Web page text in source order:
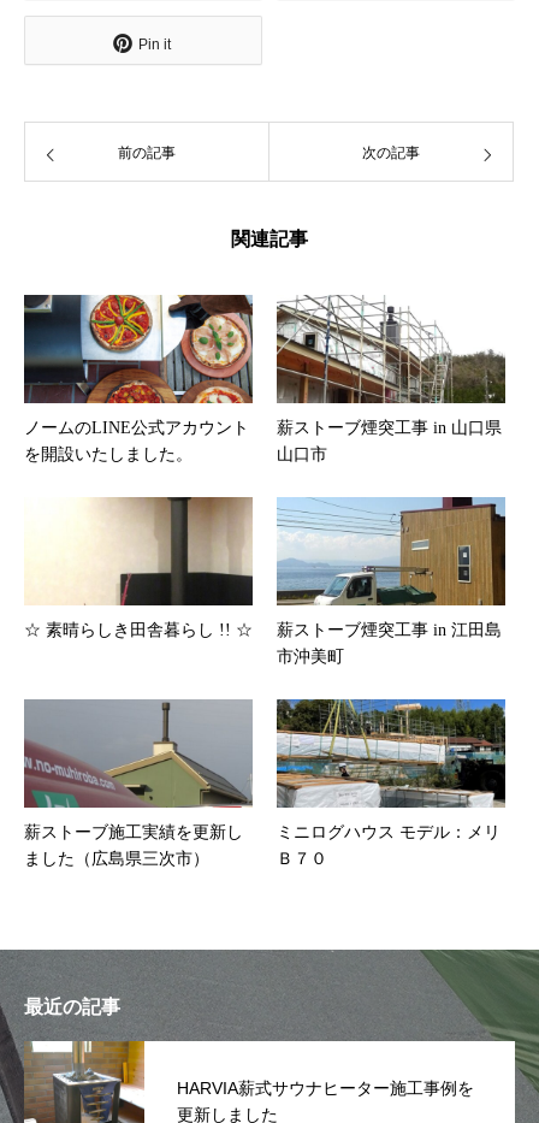
Pin it
前の記事 次の記事
関連記事
ノームのLINE公式アカウント
を開設いたしました。
薪ストーブ煙突工事 in 山口県
山口市
☆ 素晴らしき田舎暮らし !! ☆
薪ストーブ煙突工事 in 江田島
市沖美町
薪ストーブ施工実績を更新し
ました（広島県三次市）
ミニログハウス モデル：メリ
Ｂ７０
最近の記事
HARVIA薪式サウナヒーター施工事例を
更新しました